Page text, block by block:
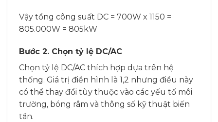
Vậy tổng công suất DC = 700W x 1150 =
805.000W = 805kW
Bước 2. Chọn tỷ lệ DC/AC
Chọn tỷ lệ DC/AC thích hợp dựa trên hệ
thống. Giá trị điển hình là 1,2 nhưng điều này
có thể thay đổi tùy thuộc vào các yếu tố môi
trường, bóng râm và thông số kỹ thuật biến
tần.